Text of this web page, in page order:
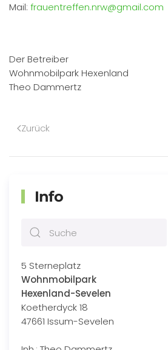
Mail: frauentreffen.nrw@gmail.com
Der Betreiber
Wohnmobilpark Hexenland
Theo Dammertz
Zurück
Info
5 Sterneplatz
Wohnmobilpark
Hexenland-Sevelen
Koetherdyck 18
47661 Issum-Sevelen